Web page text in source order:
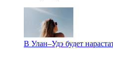
В Улан–Удэ будет